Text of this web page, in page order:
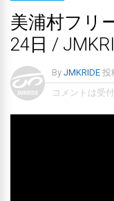
美浦村フリ
24日 /
By JMKRIDE 投
コメントは受